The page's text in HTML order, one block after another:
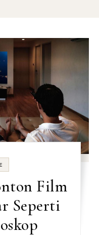
Film
Seperti